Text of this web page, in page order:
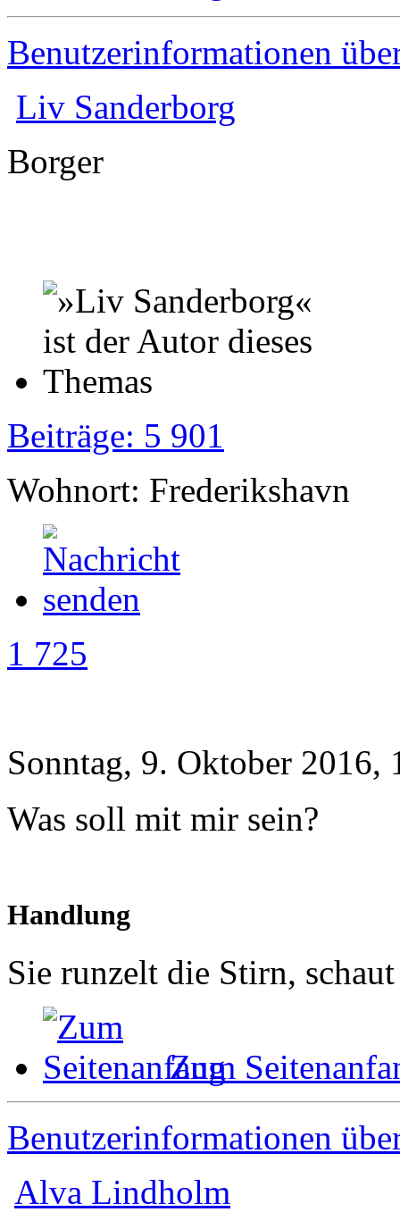
Benutzerinformationen
Liv Sanderborg
Borger
Beiträge: 5 901
Wohnort: Frederikshavn
1 725
Sonntag, 9. Oktober 2016,
Was soll mit mir sein?
Handlung
Sie runzelt die Stirn,
Zum
Benutzerinformationen
Alva Lindholm